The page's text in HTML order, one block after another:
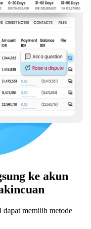
ke akun
dapat memilih metode